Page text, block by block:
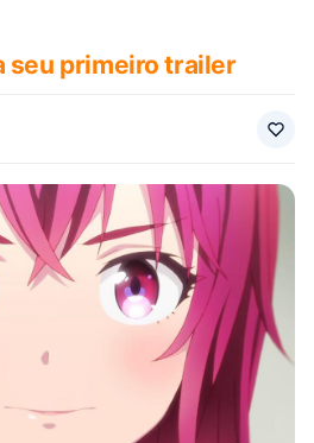
seu primeiro trailer